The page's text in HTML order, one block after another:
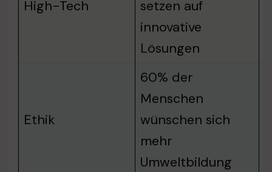
High-Tech
setzen auf
innovative
Lösungen
Ethik
60% der
Menschen
wünschen sich
mehr
Umweltbildung